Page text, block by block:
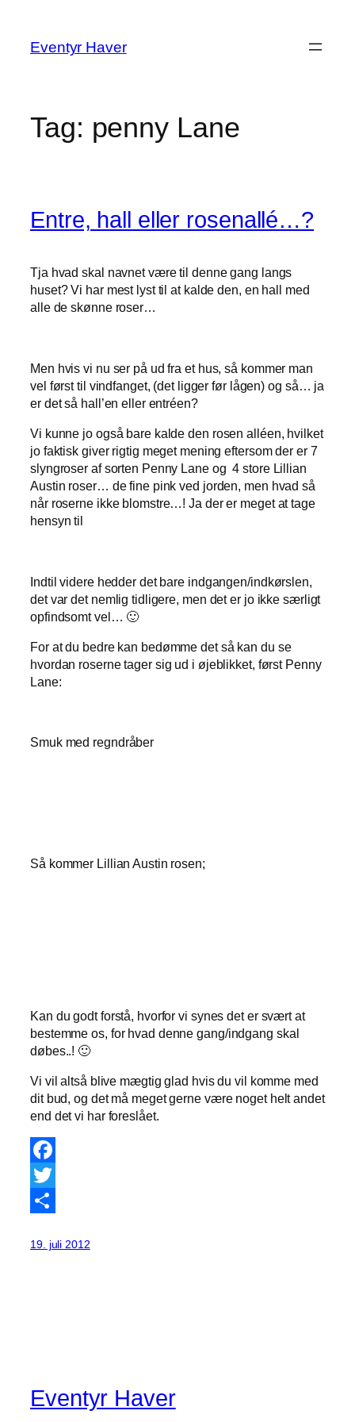
indhold
Eventyr Haver
Tag: penny Lane
Entre, hall eller rosenallé…?
Tja hvad skal navnet være til denne gang langs
huset? Vi har mest lyst til at kalde den, en hall med
alle de skønne roser…
Men hvis vi nu ser på ud fra et hus, så kommer man
vel først til vindfanget, (det ligger før lågen) og så… ja
er det så hall’en eller entréen?
Vi kunne jo også bare kalde den rosen alléen, hvilket
jo faktisk giver rigtig meget mening eftersom der er 7
slyngroser af sorten Penny Lane og 4 store Lillian
Austin roser… de fine pink ved jorden, men hvad så
når roserne ikke blomstre…! Ja der er meget at tage
hensyn til
Indtil videre hedder det bare indgangen/indkørslen,
det var det nemlig tidligere, men det er jo ikke særligt
opfindsomt vel… 🙂
For at du bedre kan bedømme det så kan du se
hvordan roserne tager sig ud i øjeblikket, først Penny
Lane:
Smuk med regndråber
Så kommer Lillian Austin rosen;
Kan du godt forstå, hvorfor vi synes det er svært at
bestemme os, for hvad denne gang/indgang skal
døbes..! 🙂
Vi vil altså blive mægtig glad hvis du vil komme med
dit bud, og det må meget gerne være noget helt andet
end det vi har foreslået.
Facebook
Twitter
19. juli 2012
Eventyr Haver